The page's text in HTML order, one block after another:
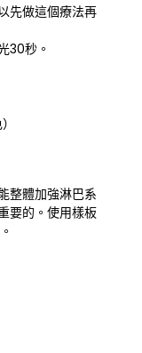
先做這個療法再
30秒。
整體加強淋巴系
要的。使用樣板